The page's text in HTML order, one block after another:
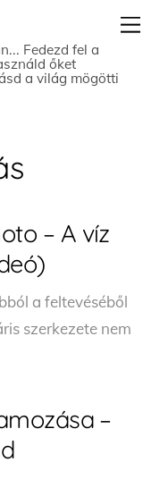
Fedezd fel a
őket
a világ mögötti
– A víz
a feltevéséből
szerkezete nem
–